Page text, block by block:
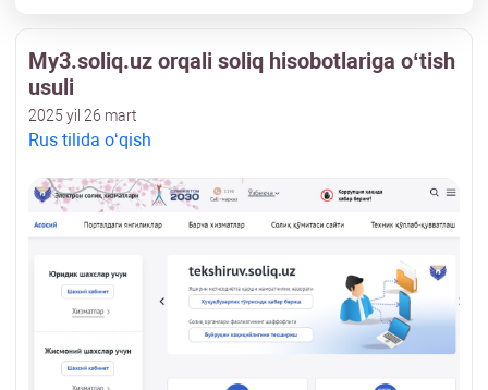
My3.soliq.uz orqali soliq hisobotlariga oʻtish
usuli
2025 yil 26 mart
Rus tilida oʻqish